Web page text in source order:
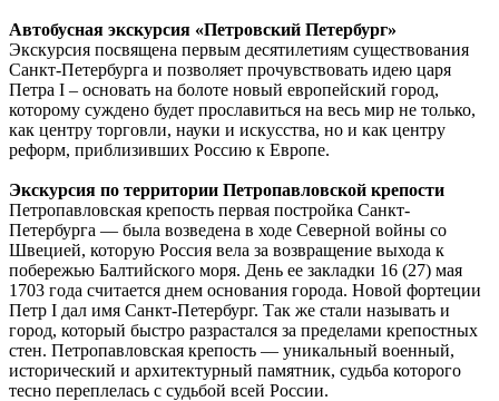
Автобусная экскурсия «Петровский Петербург»
Экскурсия посвящена первым десятилетиям существования
Санкт-Петербурга и позволяет прочувствовать идею царя
Петра I – основать на болоте новый европейский город,
которому суждено будет прославиться на весь мир не только,
как центру торговли, науки и искусства, но и как центру
реформ, приблизивших Россию к Европе.
Экскурсия по территории Петропавловской крепости
Петропавловская крепость первая постройка Санкт-
Петербурга — была возведена в ходе Северной войны со
Швецией, которую Россия вела за возвращение выхода к
побережью Балтийского моря. День ее закладки 16 (27) мая
1703 года считается днем основания города. Новой фортеции
Петр I дал имя Санкт-Петербург. Так же стали называть и
город, который быстро разрастался за пределами крепостных
стен. Петропавловская крепость — уникальный военный,
исторический и архитектурный памятник, судьба которого
тесно переплелась с судьбой всей России.